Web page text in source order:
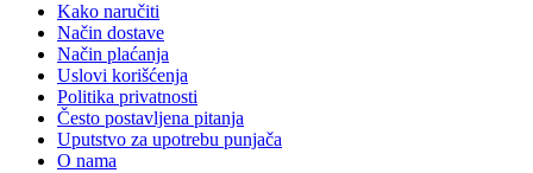
Kako naručiti
Način dostave
Način plaćanja
Uslovi korišćenja
Politika privatnosti
Često postavljena pitanja
Uputstvo za upotrebu punjača
O nama